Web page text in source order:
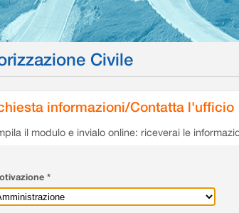
Civile
informazioni/Contatta l'ufficio
il modulo e invialo online: riceverai le
*